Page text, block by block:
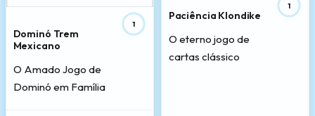
Dominó Trem
Mexicano
O Amado Jogo de
Dominó em Família
1
Paciência Klondike
O eterno jogo de
cartas clássico
1